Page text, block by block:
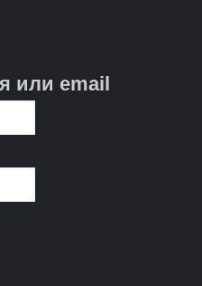
или email